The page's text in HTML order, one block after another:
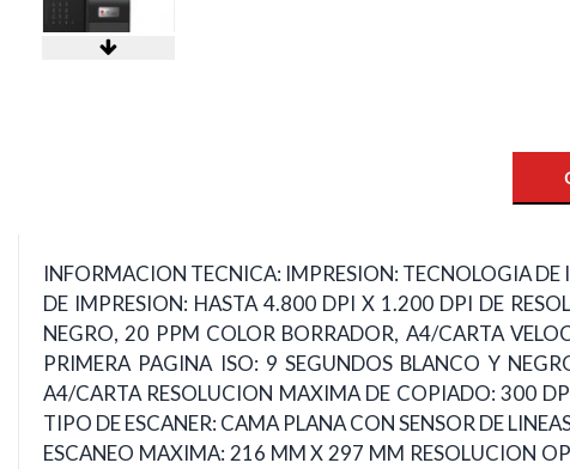
INFORMACION TECNICA: IMPRESION: TECNOLOGIA DE
DE IMPRESION: HASTA 4.800 DPI X 1.200 DPI DE
NEGRO, 20 PPM COLOR BORRADOR, A4/CARTA
PRIMERA PAGINA ISO: 9 SEGUNDOS BLANCO Y
A4/CARTA RESOLUCION MAXIMA DE COPIADO: 300
TIPO DE ESCANER: CAMA PLANA CON SENSOR DE
ESCANEO MAXIMA: 216 MM X 297 MM RESOLUCION